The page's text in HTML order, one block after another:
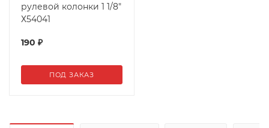
рулевой колонки 1 1/8"
Х54041
190 ₽
ПОД ЗАКАЗ